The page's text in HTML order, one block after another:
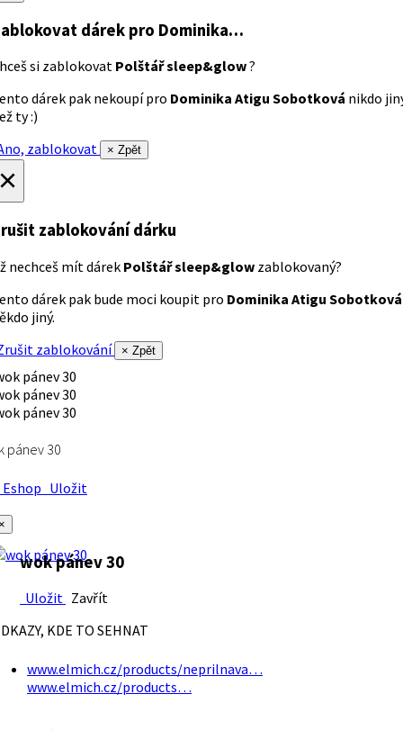
dárek pro Dominika…
si zablokovat Polštář sleep&glow?
dárek pak nekoupí pro Dominika Atigu Sobotková nikdo
ty :)
zablokovat
× Zpět
zablokování dárku
nechceš mít dárek Polštář sleep&glow zablokovaný?
dárek pak bude moci koupit pro Dominika Atigu Sobotková
jiný.
zablokování
× Zpět
pánev 30
Uložit
wok pánev 30
Uložit Zavřít
KDE TO SEHNAT
www.elmich.cz/products/neprilnava…
www.elmich.cz/products…